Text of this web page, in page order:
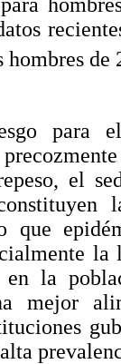
de
para
el
que
la
en la
mejor